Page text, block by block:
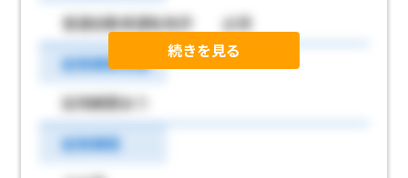
普通自動車運転免許 必須
試用期間有無
試用期間あり
試用期間
続きを見る